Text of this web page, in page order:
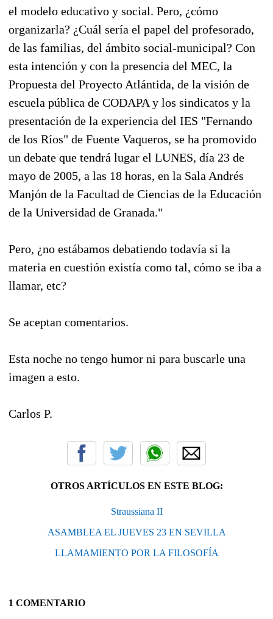
el modelo educativo y social. Pero, ¿cómo
organizarla? ¿Cuál sería el papel del profesorado,
de las familias, del ámbito social-municipal? Con
esta intención y con la presencia del MEC, la
Propuesta del Proyecto Atlántida, de la visión de
escuela pública de CODAPA y los sindicatos y la
presentación de la experiencia del IES "Fernando
de los Ríos" de Fuente Vaqueros, se ha promovido
un debate que tendrá lugar el LUNES, día 23 de
mayo de 2005, a las 18 horas, en la Sala Andrés
Manjón de la Facultad de Ciencias de la Educación
de la Universidad de Granada."
Pero, ¿no estábamos debatiendo todavía si la
materia en cuestión existía como tal, cómo se iba a
llamar, etc?
Se aceptan comentarios.
Esta noche no tengo humor ni para buscarle una
imagen a esto.
Carlos P.
OTROS ARTÍCULOS EN ESTE BLOG:
Straussiana II
ASAMBLEA EL JUEVES 23 EN SEVILLA
LLAMAMIENTO POR LA FILOSOFÍA
1 COMENTARIO